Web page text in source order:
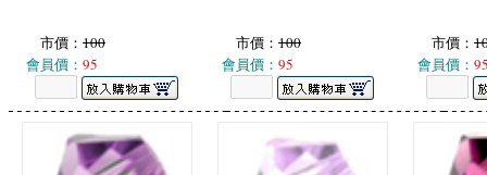
市價： 100
會員價： 95
市價： 100
會員價： 95
市價：
會員價：